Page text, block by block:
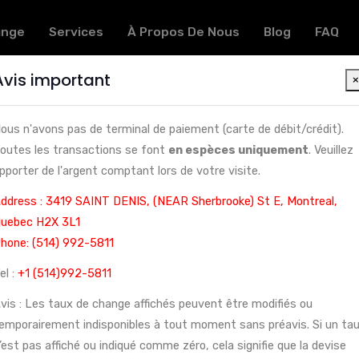
Services À Propos De Nous Blog FAQ
du Yen Japonais à Montréal | Service rapide et
important ×
n'avons pas de terminal de paiement (carte de débit/crédit).
les transactions se font en espèces uniquement. Veuillez
de l'argent comptant lors de votre visite.
: 3419 SAINT DENIS, (NEAR Sherbrooke) St E, Montreal,
H2X 3L1
(514) 992-5811
: +1 (514)992-5811
: Les taux de change affichés peuvent être modifiés ou
indisponibles à tout moment sans préavis. Si un
pas affiché ou indiqué comme zéro, cela signifie que la devise